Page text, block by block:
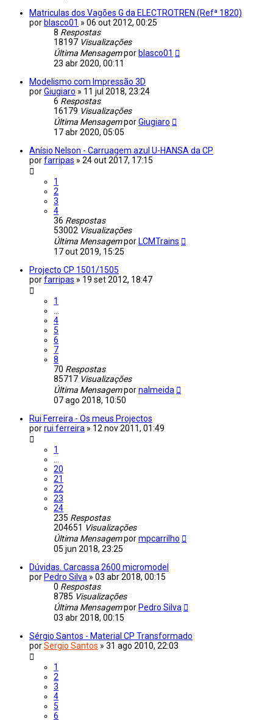
Matriculas dos Vagões G da ELECTROTREN (Refª 1820)
por blasco01 » 06 out 2012, 00:25
8 Respostas
18197 Visualizações
Última Mensagempor blasco01
23 abr 2020, 00:11
Modelismo com Impressão 3D
porGiugiaro » 11 jul 2018, 23:24
6 Respostas
16179 Visualizações
Última MensagemporGiugiaro
17 abr 2020, 05:05
Anísio Nelson - Carruagem azul U-HANSA da CP
porfarripas » 24 out 2017, 17:15
1
2
3
4
36 Respostas
53002 Visualizações
Última Mensagempor LCMTrains
17 out 2019, 15:25
Projecto CP 1501/1505
porfarripas » 19 set 2012, 18:47
1
4
5
6
7
8
70 Respostas
85717 Visualizações
Última Mensagempornalmeida
07 ago 2018, 10:50
Rui Ferreira - Os meus Projectos
porrui ferreira » 12 nov 2011, 01:49
1
20
21
22
23
24
235 Respostas
204651 Visualizações
Última Mensagempormpcarrilho
05 jun 2018, 23:25
Dúvidas. Carcassa 2600 micromodel
por Pedro Silva » 03 abr 2018, 00:15
0 Respostas
8785 Visualizações
Última Mensagempor Pedro Silva
03 abr 2018, 00:15
Sérgio Santos - Material CP Transformado
porSergio Santos » 31 ago 2010, 22:03
1
2
3
4
5
6